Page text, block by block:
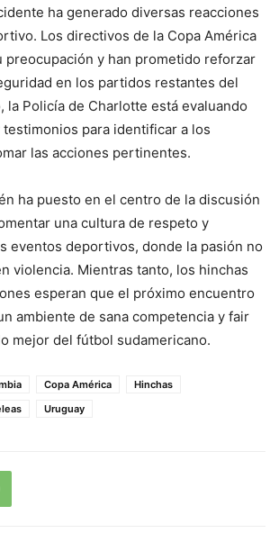
ha generado diversas reacciones
Los directivos de la Copa América
preocupación y han prometido reforzar
en los partidos restantes del
la Policía de Charlotte está evaluando
testimonios para identificar a los
las acciones pertinentes.
ha puesto en el centro de la discusión
una cultura de respeto y
eventos deportivos, donde la pasión no
violencia. Mientras tanto, los hinchas
esperan que el próximo encuentro
ambiente de sana competencia y fair
mejor del fútbol sudamericano.
Copa América
Hinchas
Uruguay